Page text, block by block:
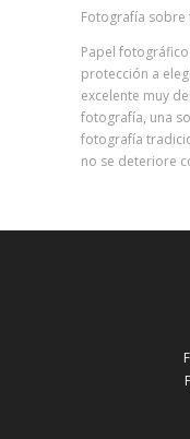
Fotografía sobre
Papel
protección a
excelente muy
fotografía, una
fotografía
no se deteriore